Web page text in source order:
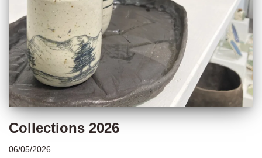
Collections 2026
06/05/2026